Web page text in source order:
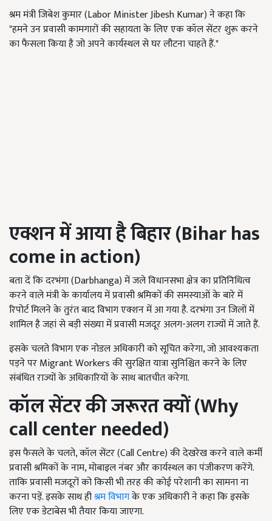
श्रम मंत्री जिबेश कुमार (Labor Minister Jibesh Kumar) ने कहा कि
"हमने उन प्रवासी कामगारों की सहायता के लिए एक कॉल सेंटर शुरू करने
का फैसला किया है जो अपने कार्यस्थल से घर लौटना चाहते हैं."
एक्शन में आया है बिहार (Bihar has
come in action)
बता दें कि दरभंगा (Darbhanga) में जले विधानसभा क्षेत्र का प्रतिनिधित्व
करने वाले मंत्री के कार्यालय में प्रवासी श्रमिकों की समस्याओं के बारे में
रिपोर्ट मिलने के तुरंत बाद विभाग एक्शन में आ गया है. दरभंगा उन जिलों में
शामिल है जहां से बड़ी संख्या में प्रवासी मजदूर अलग-अलग राज्यों में जाते हैं.
इसके चलते विभाग एक नोडल अधिकारी को सूचित करेगा, जो आवश्यकता
पड़ने पर Migrant Workers की सुरक्षित यात्रा सुनिश्चित करने के लिए
संबंधित राज्यों के अधिकारियों के साथ बातचीत करेगा.
कॉल सेंटर की जरूरत क्यों (Why
call center needed)
इस फैसले के चलते, कॉल सेंटर (Call Centre) की देखरेख करने वाले कर्मी
प्रवासी श्रमिकों के नाम, मोबाइल नंबर और कार्यस्थल का पंजीकरण करेंगे.
ताकि प्रवासी मजदूरों को किसी भी तरह की कोई परेशानी का सामना ना
करना पड़ें. इसके साथ हीश्रम विभागके एक अधिकारी ने कहा कि इसके
लिए एक डेटाबेस भी तैयार किया जाएगा.